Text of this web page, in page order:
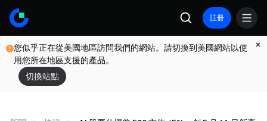
註冊
您似乎正在從美國地區訪問我們的網站。請切換到美國網站以使
用您所在地區支援的產品。
切換站點